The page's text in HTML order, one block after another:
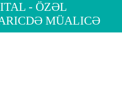
- ÖZƏL
MÜALICƏ